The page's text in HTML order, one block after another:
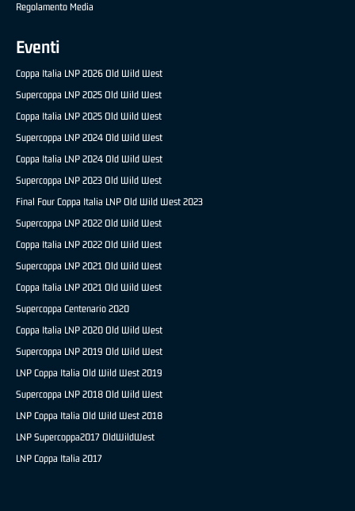
Regolamento Media
Eventi
Coppa Italia LNP 2026 Old Wild West
Supercoppa LNP 2025 Old Wild West
Coppa Italia LNP 2025 Old Wild West
Supercoppa LNP 2024 Old Wild West
Coppa Italia LNP 2024 Old Wild West
Supercoppa LNP 2023 Old Wild West
Final Four Coppa Italia LNP Old Wild West 2023
Supercoppa LNP 2022 Old Wild West
Coppa Italia LNP 2022 Old Wild West
Supercoppa LNP 2021 Old Wild West
Coppa Italia LNP 2021 Old Wild West
Supercoppa Centenario 2020
Coppa Italia LNP 2020 Old Wild West
Supercoppa LNP 2019 Old Wild West
LNP Coppa Italia Old Wild West 2019
Supercoppa LNP 2018 Old Wild West
LNP Coppa Italia Old Wild West 2018
LNP Supercoppa2017 OldWildWest
LNP Coppa Italia 2017